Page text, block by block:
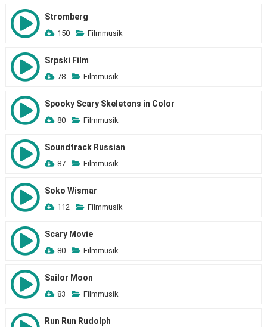
Stromberg
150 Filmmusik
Srpski Film
78 Filmmusik
Spooky Scary Skeletons in Color
80 Filmmusik
Soundtrack Russian
87 Filmmusik
Soko Wismar
112 Filmmusik
Scary Movie
80 Filmmusik
Sailor Moon
83 Filmmusik
Run Run Rudolph